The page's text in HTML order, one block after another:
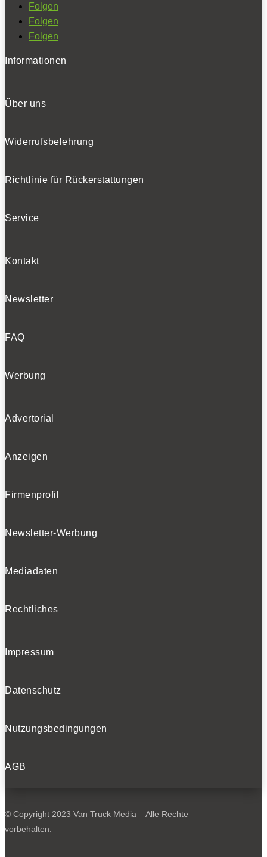
Folgen
Folgen
Folgen
Informationen
Über uns
Widerrufsbelehrung
Richtlinie für Rückerstattungen
Service
Kontakt
Newsletter
FAQ
Werbung
Advertorial
Anzeigen
Firmenprofil
Newsletter-Werbung
Mediadaten
Rechtliches
Impressum
Datenschutz
Nutzungsbedingungen
AGB
© Copyright 2023 Van Truck Media – Alle Rechte
vorbehalten.